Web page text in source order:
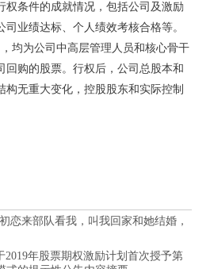
权条件的成就情况，包括公司及激励
业绩达标、个人绩效考核合格等。
均为公司中高层管理人员和核心骨干
回购的股票。行权后，公司总股本和
构无重大变化，控股股东和实际控制
恋来部队看我，叫我回家和她结婚，
2019年股票期权激励计划首次授予第